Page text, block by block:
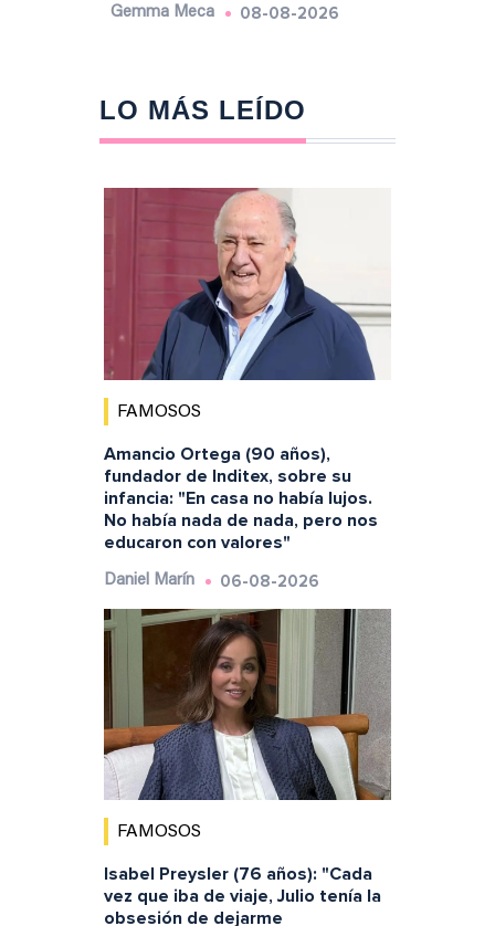
Gemma Meca 08-08-2026
LO MÁS LEÍDO
FAMOSOS
Amancio Ortega (90 años),
fundador de Inditex, sobre su
infancia: "En casa no había lujos.
No había nada de nada, pero nos
educaron con valores"
Daniel Marín 06-08-2026
FAMOSOS
Isabel Preysler (76 años): "Cada
vez que iba de viaje, Julio tenía la
obsesión de dejarme